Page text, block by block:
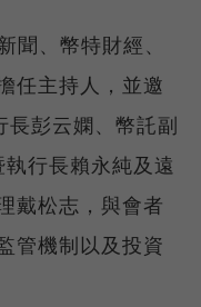
、幣特財經、
任主持人，並邀
長彭云嫻、幣託副
行長賴永純及遠
戴松志，與會者
管機制以及投資